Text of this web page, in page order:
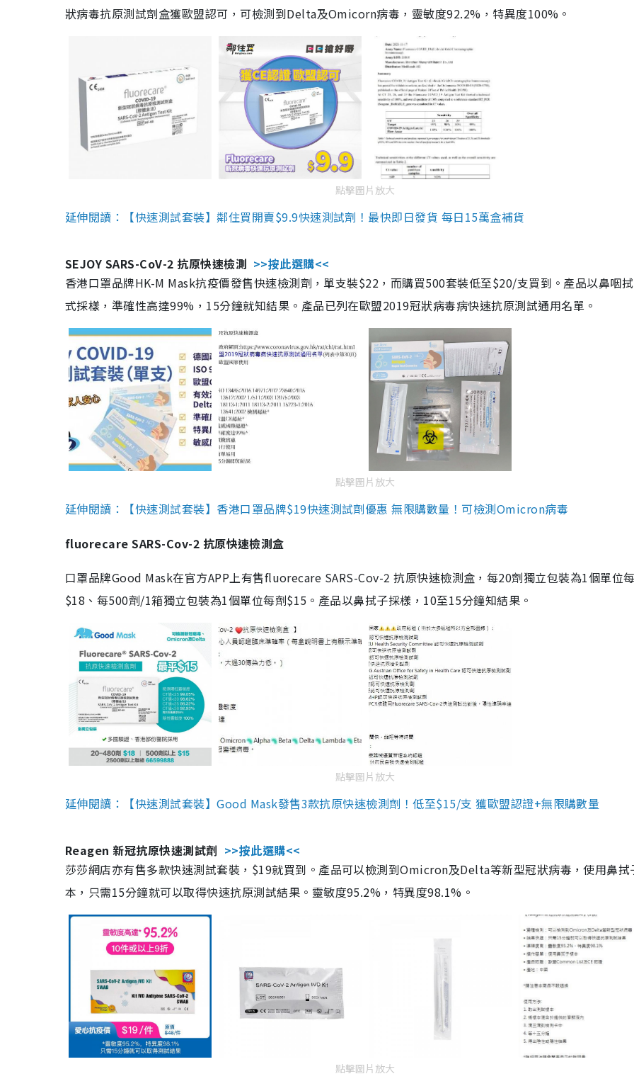
狀病毒抗原測試劑盒獲歐盟認可，可檢測到Delta及Omicorn病毒，靈敏度92.2%，特異度100%。
點擊圖片放大
延伸閱讀：【快速測試套裝】鄰住買開賣$9.9快速測試劑！最快即日發貨 每日15萬盒補貨
SEJOY SARS-CoV-2 抗原快速檢測 >>按此選購<<
香港口罩品牌HK-M Mask抗疫價發售快速檢測劑，單支裝$22，而購買500套裝低至$20/支買到。產品以鼻咽
式採樣，準確性高達99%，15分鐘就知結果。產品已列在歐盟2019冠狀病毒病快速抗原測試通用名單。
點擊圖片放大
延伸閱讀：【快速測試套裝】香港口罩品牌$19快速測試劑優惠 無限購數量！可檢測Omicron病毒
fluorecare SARS-Cov-2 抗原快速檢測盒
口罩品牌Good Mask在官方APP上有售fluorecare SARS-Cov-2 抗原快速檢測盒，每20劑獨立包裝為1個單位
$18、每500劑/1箱獨立包裝為1個單位每劑$15。產品以鼻拭子採樣，10至15分鐘知結果。
點擊圖片放大
延伸閱讀：【快速測試套裝】Good Mask發售3款抗原快速檢測劑！低至$15/支 獲歐盟認證+無限購數量
Reagen 新冠抗原快速測試劑 >>按此選購<<
莎莎網店亦有售多款快速測試套裝，$19就買到。產品可以檢測到Omicron及Delta等新型冠狀病毒，使用鼻拭
本，只需15分鐘就可以取得快速抗原測試結果。靈敏度95.2%，特異度98.1%。
點擊圖片放大